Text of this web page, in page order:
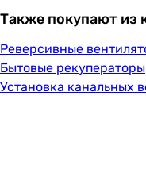
Также покупают из
Реверсивные
Бытовые рекуператоры
Установка канальных